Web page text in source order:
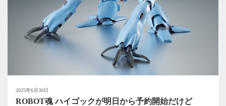
2025年6月30日
ROBOT魂 ハイゴックが明日から予約開始だけど